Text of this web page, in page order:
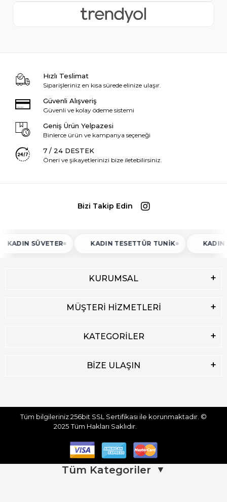
Hızlı Teslimat
Siparişleriniz en kısa sürede elinize ulaşır.
Güvenli Alışveriş
Güvenli ve kolay ödeme sistemi
Geniş Ürün Yelpazesi
Binlerce ürün ve kampanya seçeneği
7 / 24 DESTEK
Öneri ve şikayetlerinizi bize iletebilirsiniz.
Bizi Takip Edin
SÜVETER KADIN TESETTÜR TUNIK KADIN ATLET
KURUMSAL
MÜŞTERİ HİZMETLERİ
KATEGORİLER
BİZE ULAŞIN
Tüm bilgileriniz 256bit SSL Sertifikası ile korunmaktadır. ©
2025Tüm Hakları Saklıdır.
Tüm Kategoriler ▼